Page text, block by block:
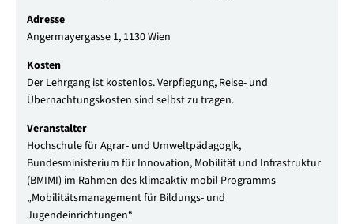
Adresse
Angermayergasse 1, 1130 Wien
Kosten
Der Lehrgang ist kostenlos. Verpflegung, Reise- und
Übernachtungskosten sind selbst zu tragen.
Veranstalter
Hochschule für Agrar- und Umweltpädagogik,
Bundesministerium für Innovation, Mobilität und Infrastruktur
(BMIMI) im Rahmen des klimaaktiv mobil Programms
„Mobilitätsmanagement für Bildungs- und
Jugendeinrichtungen“